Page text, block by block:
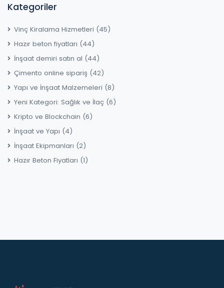
Kategoriler
Vinç Kiralama Hizmetleri (45)
Hazır beton fiyatları (44)
İnşaat demiri satın al (44)
Çimento online sipariş (42)
Yapı ve İnşaat Malzemeleri (8)
Yeni Kategori: Sağlık ve İlaç (6)
Kripto ve Blockchain (6)
İnşaat ve Yapı (4)
İnşaat Ekipmanları (2)
Hazır Beton Fiyatları (1)